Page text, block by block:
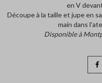
en V
Découpe à la taille et jupe en
main dans
Disponible à